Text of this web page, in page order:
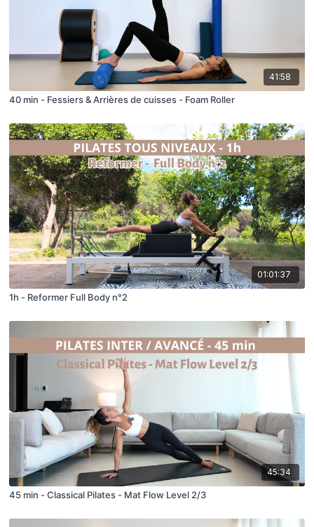
41:58
40 min - Fessiers & Arrières de cuisses - Foam Roller
01:01:37
1h - Reformer Full Body n°2
45:34
45 min - Classical Pilates - Mat Flow Level 2/3